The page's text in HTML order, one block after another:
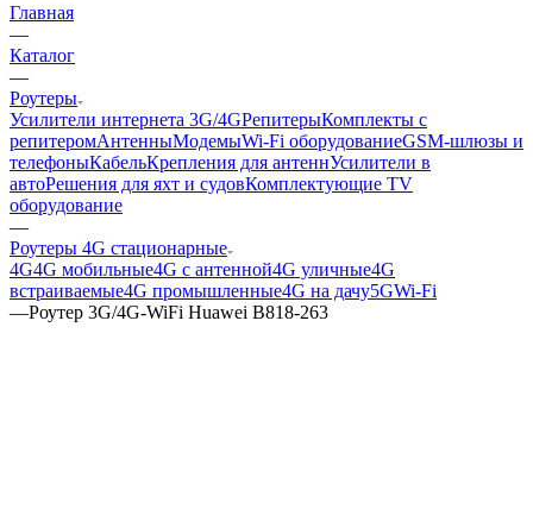
Главная
—
Каталог
—
Роутеры
Усилители интернета 3G/4GРепитерыКомплекты с
репитеромАнтенныМодемыWi-Fi оборудованиеGSM-шлюзы и
телефоныКабельКрепления для антеннУсилители в
автоРешения для яхт и судовКомплектующие TV
оборудование
—
Роутеры 4G стационарные
4G4G мобильные4G с антенной4G уличные4G
встраиваемые4G промышленные4G на дачу5GWi-Fi
—Роутер 3G/4G-WiFi Huawei B818-263